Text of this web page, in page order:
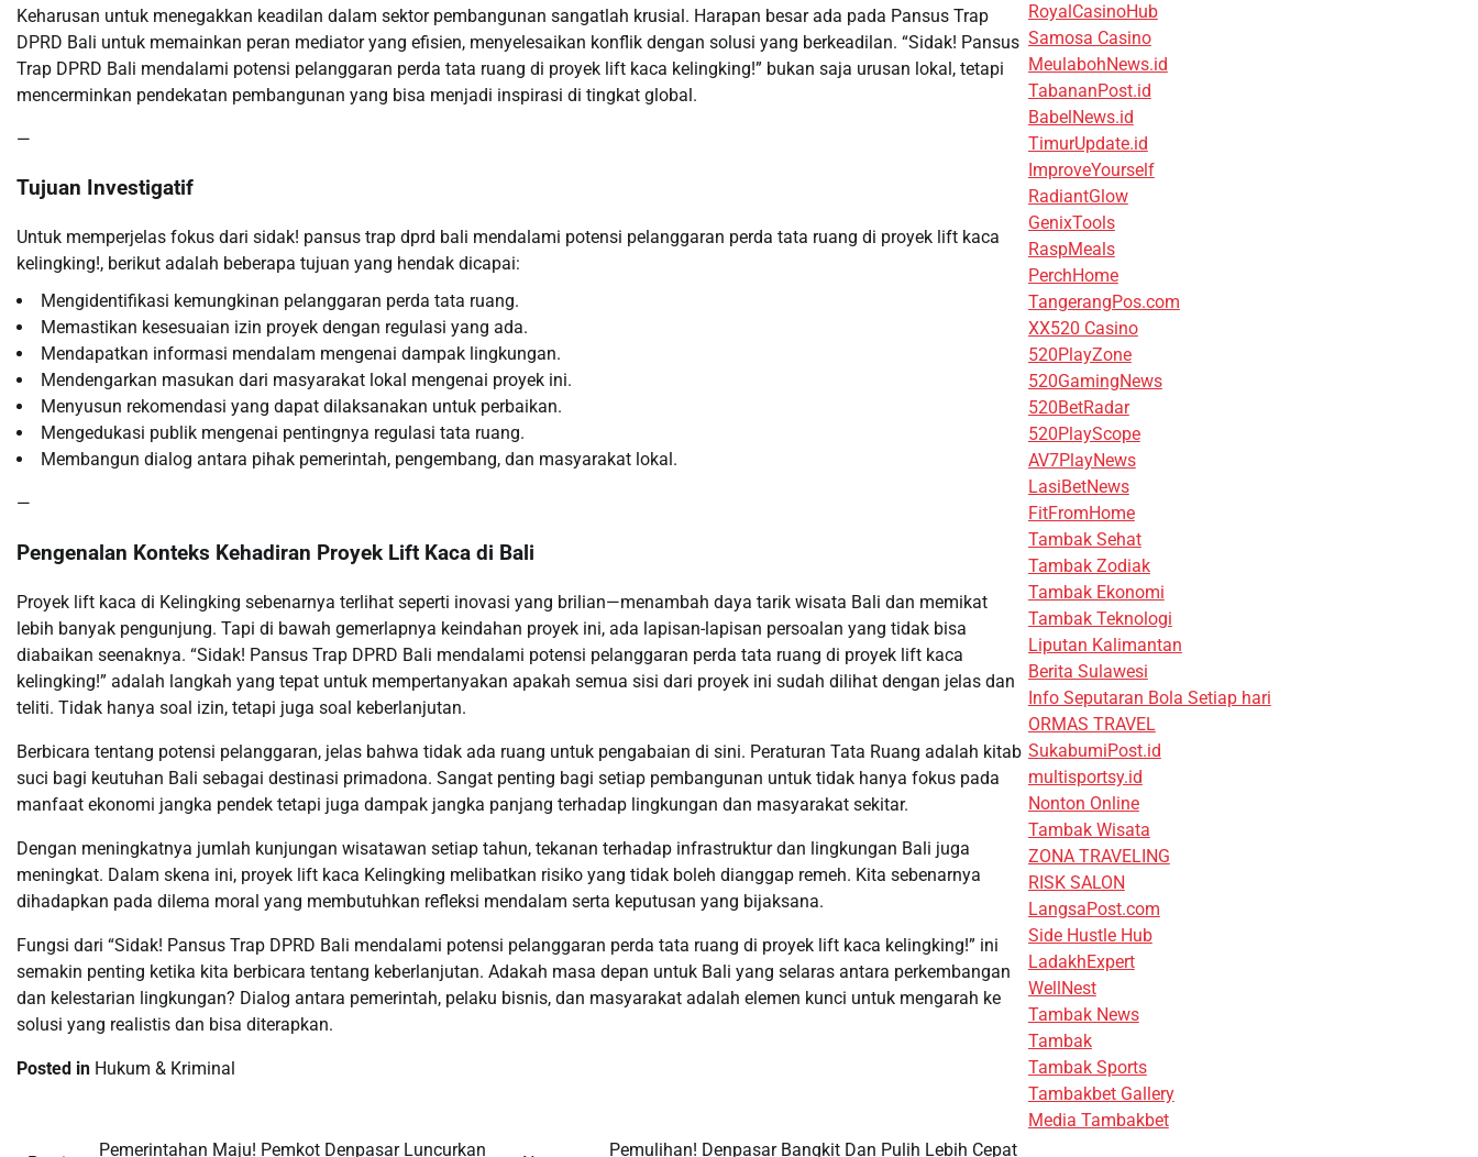
Keharusan untuk menegakkan keadilan dalam sektor pembangunan sangatlah krusial. Harapan besar ada pada Pansus Trap
DPRD Bali untuk memainkan peran mediator yang efisien, menyelesaikan konflik dengan solusi yang berkeadilan. “Sidak! Pansus
Trap DPRD Bali mendalami potensi pelanggaran perda tata ruang di proyek lift kaca kelingking!” bukan saja urusan lokal, tetapi
mencerminkan pendekatan pembangunan yang bisa menjadi inspirasi di tingkat global.
—
Tujuan Investigatif
Untuk memperjelas fokus dari sidak! pansus trap dprd bali mendalami potensi pelanggaran perda tata ruang di proyek lift kaca
kelingking!, berikut adalah beberapa tujuan yang hendak dicapai:
Mengidentifikasi kemungkinan pelanggaran perda tata ruang.
Memastikan kesesuaian izin proyek dengan regulasi yang ada.
Mendapatkan informasi mendalam mengenai dampak lingkungan.
Mendengarkan masukan dari masyarakat lokal mengenai proyek ini.
Menyusun rekomendasi yang dapat dilaksanakan untuk perbaikan.
Mengedukasi publik mengenai pentingnya regulasi tata ruang.
Membangun dialog antara pihak pemerintah, pengembang, dan masyarakat lokal.
—
Pengenalan Konteks Kehadiran Proyek Lift Kaca di Bali
Proyek lift kaca di Kelingking sebenarnya terlihat seperti inovasi yang brilian—menambah daya tarik wisata Bali dan memikat
lebih banyak pengunjung. Tapi di bawah gemerlapnya keindahan proyek ini, ada lapisan-lapisan persoalan yang tidak bisa
diabaikan seenaknya. “Sidak! Pansus Trap DPRD Bali mendalami potensi pelanggaran perda tata ruang di proyek lift kaca
kelingking!” adalah langkah yang tepat untuk mempertanyakan apakah semua sisi dari proyek ini sudah dilihat dengan jelas dan
teliti. Tidak hanya soal izin, tetapi juga soal keberlanjutan.
Berbicara tentang potensi pelanggaran, jelas bahwa tidak ada ruang untuk pengabaian di sini. Peraturan Tata Ruang adalah kitab
suci bagi keutuhan Bali sebagai destinasi primadona. Sangat penting bagi setiap pembangunan untuk tidak hanya fokus pada
manfaat ekonomi jangka pendek tetapi juga dampak jangka panjang terhadap lingkungan dan masyarakat sekitar.
Dengan meningkatnya jumlah kunjungan wisatawan setiap tahun, tekanan terhadap infrastruktur dan lingkungan Bali juga
meningkat. Dalam skena ini, proyek lift kaca Kelingking melibatkan risiko yang tidak boleh dianggap remeh. Kita sebenarnya
dihadapkan pada dilema moral yang membutuhkan refleksi mendalam serta keputusan yang bijaksana.
Fungsi dari “Sidak! Pansus Trap DPRD Bali mendalami potensi pelanggaran perda tata ruang di proyek lift kaca kelingking!” ini
semakin penting ketika kita berbicara tentang keberlanjutan. Adakah masa depan untuk Bali yang selaras antara perkembangan
dan kelestarian lingkungan? Dialog antara pemerintah, pelaku bisnis, dan masyarakat adalah elemen kunci untuk mengarah ke
solusi yang realistis dan bisa diterapkan.
Posted in Hukum & Kriminal
Pemerintahan Maju! Pemkot Denpasar Luncurkan Pemulihan! Denpasar Bangkit Dan Pulih Lebih Cepat
RoyalCasinoHub
Samosa Casino
MeulabohNews.id
TabananPost.id
BabelNews.id
TimurUpdate.id
ImproveYourself
RadiantGlow
GenixTools
RaspMeals
PerchHome
TangerangPos.com
XX520 Casino
520PlayZone
520GamingNews
520BetRadar
520PlayScope
AV7PlayNews
LasiBetNews
FitFromHome
Tambak Sehat
Tambak Zodiak
Tambak Ekonomi
Tambak Teknologi
Liputan Kalimantan
Berita Sulawesi
Info Seputaran Bola Setiap hari
ORMAS TRAVEL
SukabumiPost.id
multisportsy.id
Nonton Online
Tambak Wisata
ZONA TRAVELING
RISK SALON
LangsaPost.com
Side Hustle Hub
LadakhExpert
WellNest
Tambak News
Tambak
Tambak Sports
Tambakbet Gallery
Media Tambakbet